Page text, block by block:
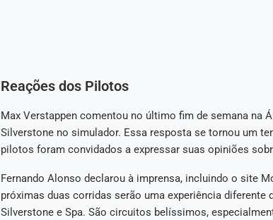
Reações dos Pilotos
Max Verstappen comentou no último fim de semana na
Silverstone no simulador. Essa resposta se tornou um
pilotos foram convidados a expressar suas opiniões
Fernando Alonso declarou à imprensa, incluindo o site
próximas duas corridas serão uma experiência
Silverstone e Spa. São circuitos belíssimos,